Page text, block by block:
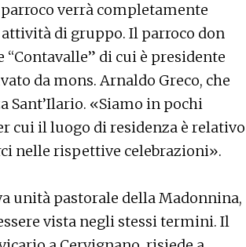
verrà completamente
di gruppo. Il parroco don
di cui è presidente
da mons. Arnaldo Greco, che
Sant’Ilario. «Siamo in pochi
cui il luogo di residenza è relativo
nelle rispettive celebrazioni».
unità pastorale della Madonnina,
vista negli stessi termini. Il